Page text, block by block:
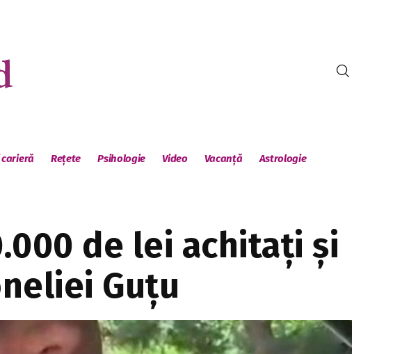
Rețete Psihologie Video Vacanță Astrologie
de lei achitați și
Guțu